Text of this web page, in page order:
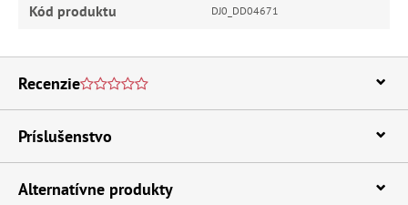
Kód produktu DJ0_DD04671
Recenzie
Príslušenstvo
Alternatívne produkty